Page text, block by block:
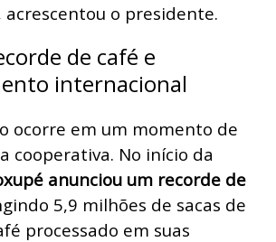
o presidente.
de café e
internacional
ocorre em um momento de
cooperativa. No início da
anunciou um recorde de
5,9 milhões de sacas de
processado em suas